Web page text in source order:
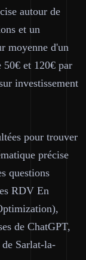
autour de
et un
moyenne d'un
50€ et 120€ par
investissement
pour trouver
précise
questions
RDV En
de ChatGPT,
Sarlat-la-